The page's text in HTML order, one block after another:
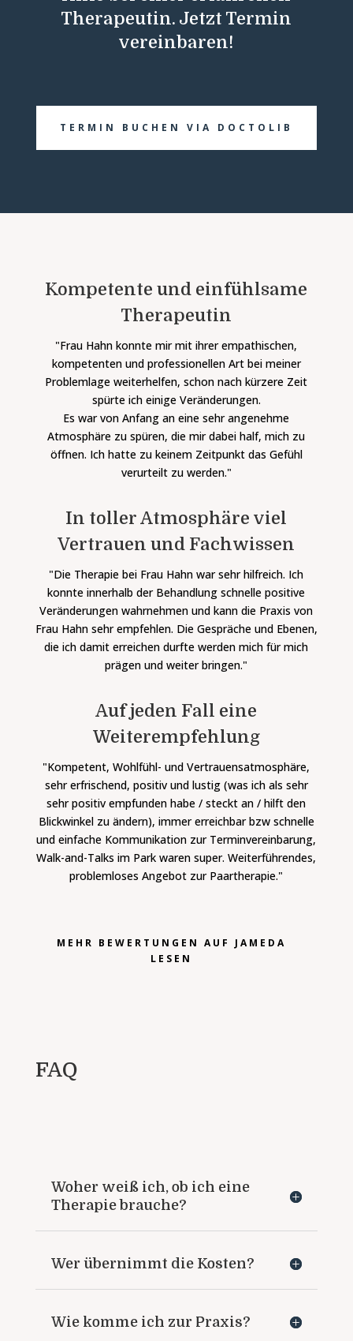
Therapeutin. Jetzt Termin
vereinbaren!
TERMIN BUCHEN VIA DOCTOLIB
Kompetente und einfühlsame
Therapeutin
"Frau Hahn konnte mir mit ihrer empathischen,
kompetenten und professionellen Art bei meiner
Problemlage weiterhelfen, schon nach kürzere Zeit
spürte ich einige Veränderungen.
Es war von Anfang an eine sehr angenehme
Atmosphäre zu spüren, die mir dabei half, mich zu
öffnen. Ich hatte zu keinem Zeitpunkt das Gefühl
verurteilt zu werden."
In toller Atmosphäre viel
Vertrauen und Fachwissen
"Die Therapie bei Frau Hahn war sehr hilfreich. Ich
konnte innerhalb der Behandlung schnelle positive
Veränderungen wahrnehmen und kann die Praxis von
Frau Hahn sehr empfehlen. Die Gespräche und Ebenen,
die ich damit erreichen durfte werden mich für mich
prägen und weiter bringen."
Auf jeden Fall eine
Weiterempfehlung
"Kompetent, Wohlfühl- und Vertrauensatmosphäre,
sehr erfrischend, positiv und lustig (was ich als sehr
sehr positiv empfunden habe / steckt an / hilft den
Blickwinkel zu ändern), immer erreichbar bzw schnelle
und einfache Kommunikation zur Terminvereinbarung,
Walk-and-Talks im Park waren super.Weiterführendes,
problemloses Angebot zur Paartherapie."
MEHR BEWERTUNGEN AUF JAMEDA
LESEN
FAQ
Woher weiß ich, ob ich eine
Therapie brauche?
Wer übernimmt die Kosten?
Wie komme ich zur Praxis?